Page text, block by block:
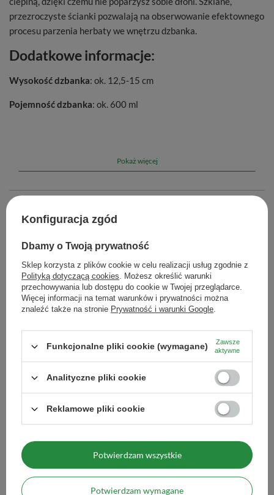
przezroczyste ścianki pozwalają na obserwowanie efektownego
procesu parzenia herbaty we wnętrzu dzbanka.
Dodatkowe informacje:
Wysokość dzbanka: ok. 12,5-15 cm
Pojemność dzbanka: ok. 600 ml
Materiał wykonania: szkło
Uwaga: Dzbanek i wszystkie jego elementy są dość delikatne,
dlatego sugerujemy, by myć go ręcznie – nie w zmywarce.
Pokaż więcej
Podmiot odpowiedzialny za ten
Marka
Cebador
Producent
Venusti sp. z o.o. ul. Tygrysia 6a,
21-040 Świdnik, NIP:
6121860348 REGON:
Zasady bezpieczeństwa
Przed użyciem wyparz naczynie.
Unikaj mycia w zmywarce.
zamówieniu dla rozmiarów
Zobacz również
Kubek Termiczny
59,99 zł
Konfiguracja zgód
Dbamy o Twoją prywatność
Sklep korzysta z plików cookie w celu realizacji usług zgodnie z
Polityką dotyczącą cookies. Możesz określić warunki
przechowywania lub dostępu do cookie w Twojej przeglądarce.
Więcej informacji na temat warunków i prywatności można
znaleźć także na stronie Prywatność i warunki Google.
Funkcjonalne pliki cookie (wymagane)
Zawsze
aktywne
Analityczne pliki cookie
Reklamowe pliki cookie
Potwierdzam wymagane
Potwierdzam wszystkie